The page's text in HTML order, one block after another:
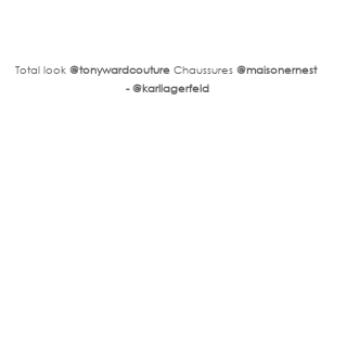
Total look @tonywardcouture Chaussures @maisonernest
- @karllagerfeld